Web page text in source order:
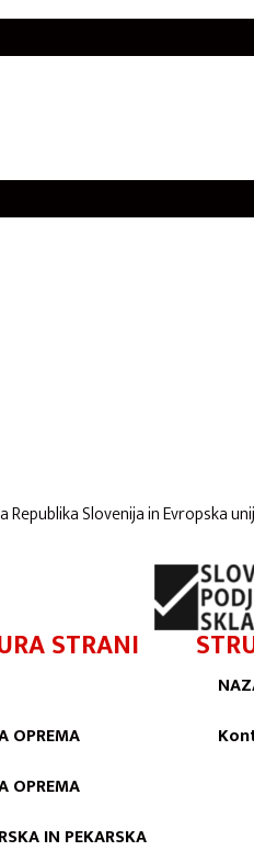
Slovenija in Evropska
STRANI
OPREMA
OPREMA
IN PEKARSKA